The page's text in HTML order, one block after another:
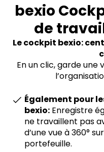
bexio
de
Le cockpit bexio:
En un clic, garde une
Également pour
bexio: Enregistre
ne travaillent pas
d’une vue à 360°
portefeuille.